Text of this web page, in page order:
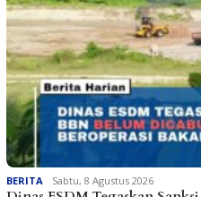
BERITA Sabtu, 8 Agustus 2026